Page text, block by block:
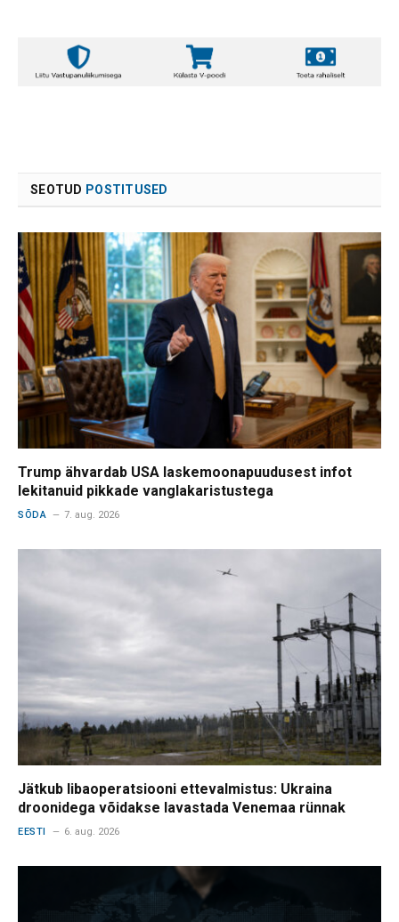
SEOTUD POSTITUSED
Trump ähvardab USA laskemoonapuudusest infot
lekitanuid pikkade vanglakaristustega
SÕDA 7. aug. 2026
Jätkub libaoperatsiooni ettevalmistus: Ukraina
droonidega võidakse lavastada Venemaa rünnak
EESTI 6. aug. 2026